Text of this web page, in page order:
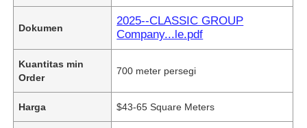
Dokumen
2025--CLASSIC GROUP
Company...le.pdf
Kuantitas min
Order
700 meter persegi
Harga $43-65 Square Meters